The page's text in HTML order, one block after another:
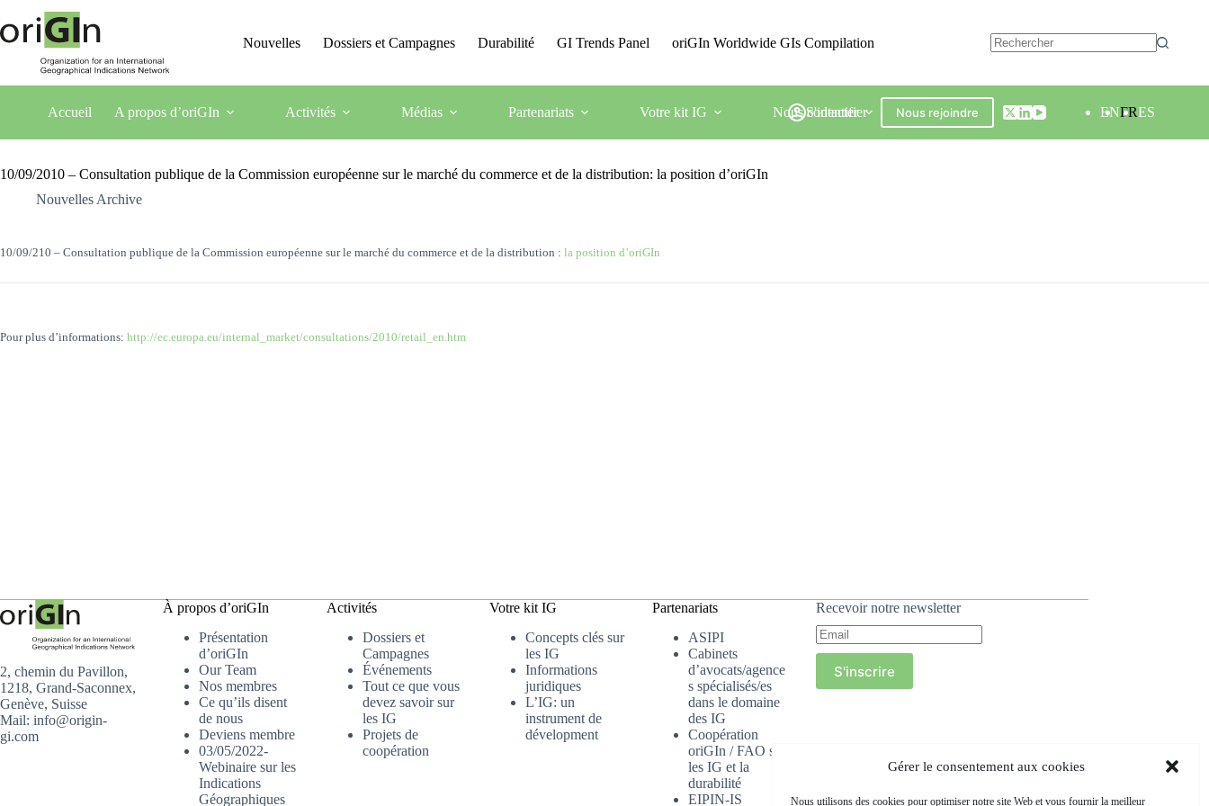
Gérer le consentement aux cookies
Nous utilisons des cookies pour optimiser notre site Web et vous fournir la meilleur
Nouvelles Dossiers et Campagnes Durabilité GI Trends Panel oriGIn Worldwide GIs Compilation
Accueil A propos d’oriGIn Activités Médias Partenariats Votre kit IG Nous contacter
S'identifier Nous rejoindre ENFRES
10/09/2010 – Consultation publique de la Commission européenne sur le marché du commerce et de la distribution: la position d’oriGIn
Nouvelles Archive
10/09/210 – Consultation publique de la Commission européenne sur le marché du commerce et de la distribution : la position d’oriGIn
Pour plus d’informations: http://ec.europa.eu/internal_market/consultations/2010/retail_en.htm
2, chemin du Pavillon,
1218, Grand-Saconnex,
Genève, Suisse
Mail: info@origin-
gi.com
À propos d’oriGIn
Présentation
d’oriGIn
Our Team
Nos membres
Ce qu’ils disent
de nous
Deviens membre
03/05/2022-
Webinaire sur les
Indications
Géographiques
Activités
Dossiers et
Campagnes
Événements
Tout ce que vous
devez savoir sur
les IG
Projets de
coopération
Votre kit IG
Concepts clés sur
les IG
Informations
juridiques
L’IG: un
instrument de
dévelopment
Partenariats
ASIPI
Cabinets
d’avocats/agence
s spécialisés/es
dans le domaine
des IG
Coopération
oriGIn / FAO sur
les IG et la
durabilité
EIPIN-IS
Recevoir notre newsletter
S'inscrire